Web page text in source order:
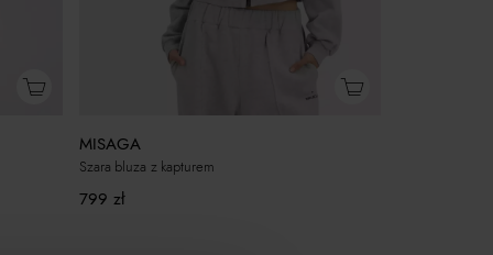
MISAGA
Szara bluza z kapturem
799zł